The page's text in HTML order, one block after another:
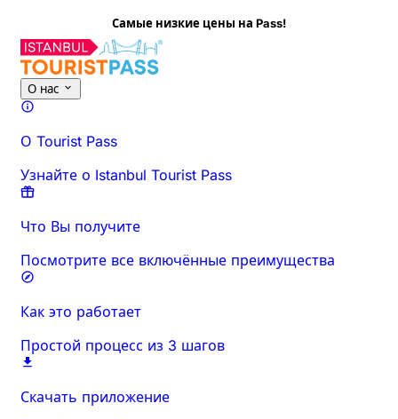
Самые низкие цены на Pass!
О нас
О Tourist Pass
Узнайте о Istanbul Tourist Pass
Что Вы получите
Посмотрите все включённые преимущества
Как это работает
Простой процесс из 3 шагов
Скачать приложение
Время и